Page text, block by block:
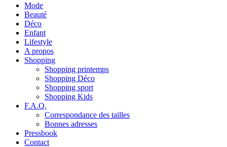
Mode
Beauté
Déco
Enfant
Lifestyle
A propos
Shopping
Shopping printemps
Shopping Déco
Shopping sport
Shopping Kids
F.A.Q.
Correspondance des tailles
Bonnes adresses
Pressbook
Contact